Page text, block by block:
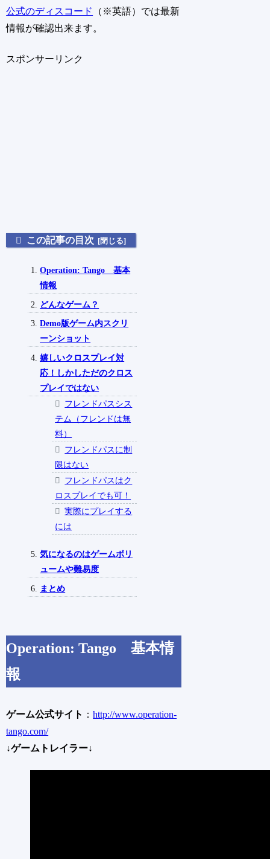
公式のディスコード
（※英語）では最新
情報が確認出来ます。
スポンサーリンク
この記事の目次
Operation: Tango 基本
情報
どんなゲーム？
Demo版ゲーム内スクリ
ーンショット
嬉しいクロスプレイ対
応！しかしただのクロス
プレイではない
フレンドパスシス
テム（フレンドは無
料）
フレンドパスに制
限はない
フレンドパスはク
ロスプレイでも可！
実際にプレイする
には
気になるのはゲームボリ
ュームや難易度
まとめ
Operation: Tango 基本情
報
ゲーム公式サイト ：http://www.operation-
tango.com/
↓ゲームトレイラー↓